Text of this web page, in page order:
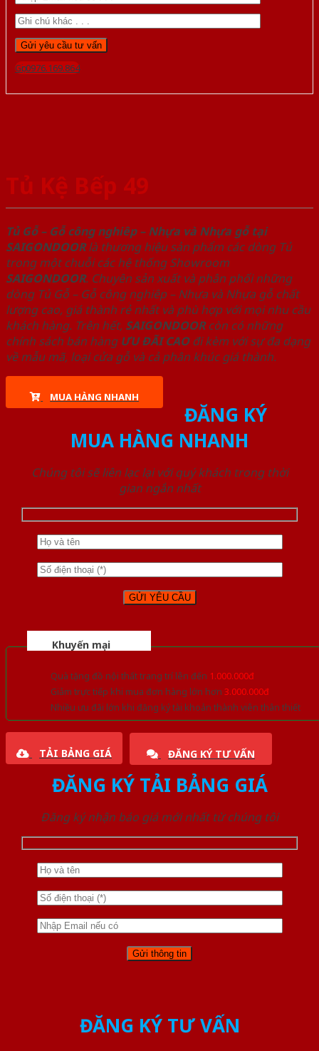
Gọi 0976.169.864
Tủ Kệ Bếp 49
Tủ Gỗ – Gỗ công nghiêp – Nhựa và Nhựa gỗ tại
SAIGONDOORlà thương hiệu sản phẩm các dòng Tủ
trong một chuỗi các hệ thống Showroom
SAIGONDOOR. Chuyên sản xuất và phân phối những
dòng Tủ Gỗ – Gỗ công nghiêp – Nhựa và Nhựa gỗ chất
lượng cao, giá thành rẻ nhất và phù hợp với mọi nhu cầu
khách hàng. Trên hết, SAIGONDOORcòn có những
chính sách bán hàng ƯU ĐÃI CAOđi kèm với sự đa dạng
về mẫu mã, loại cửa gỗ và cả phân khúc giá thành.
MUA HÀNG NHANH
ĐĂNG KÝ
MUA HÀNG NHANH
Chúng tôi sẽ liên lạc lại với quý khách trong thời
gian ngắn nhất
Khuyến mại
Quà tặng đồ nội thất trang trí lên đến 1.000.000đ
Giảm trực tiếp khi mua đơn hàng lớn hơn 3.000.000đ
Nhiều ưu đãi lớn khi đăng ký tài khoản thành viên thân thiết
TẢI BẢNG GIÁ ĐĂNG KÝ TƯ VẤN
ĐĂNG KÝ TẢI BẢNG GIÁ
Đăng ký nhận báo giá mới nhất từ chúng tôi
ĐĂNG KÝ TƯ VẤN